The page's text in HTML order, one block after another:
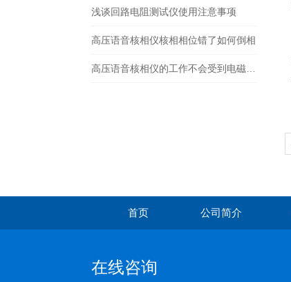
浅谈回路电阻测试仪使用注意事项
高压语音核相仪核相相位错了如何倒相
首页 公司简介
在线咨询